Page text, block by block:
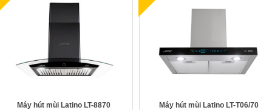
Máy hút mùi Latino LT-8870 Máy hút mùi Latino LT-T06/70